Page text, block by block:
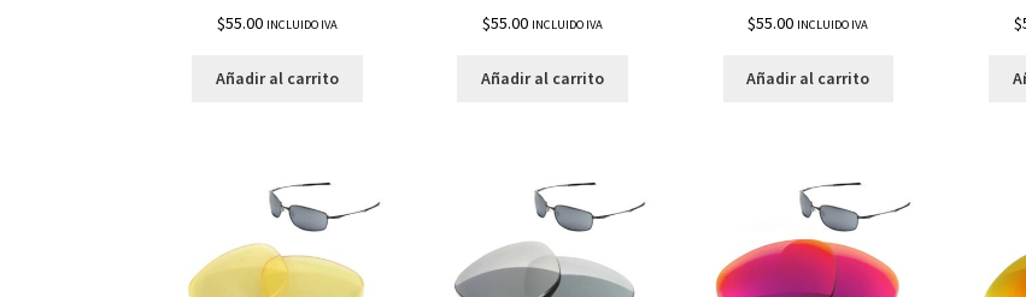
$55.00 INCLUIDO IVA
Añadir al carrito
$55.00 INCLUIDO IVA
Añadir al carrito
$55.00 INCLUIDO IVA
Añadir al carrito
$